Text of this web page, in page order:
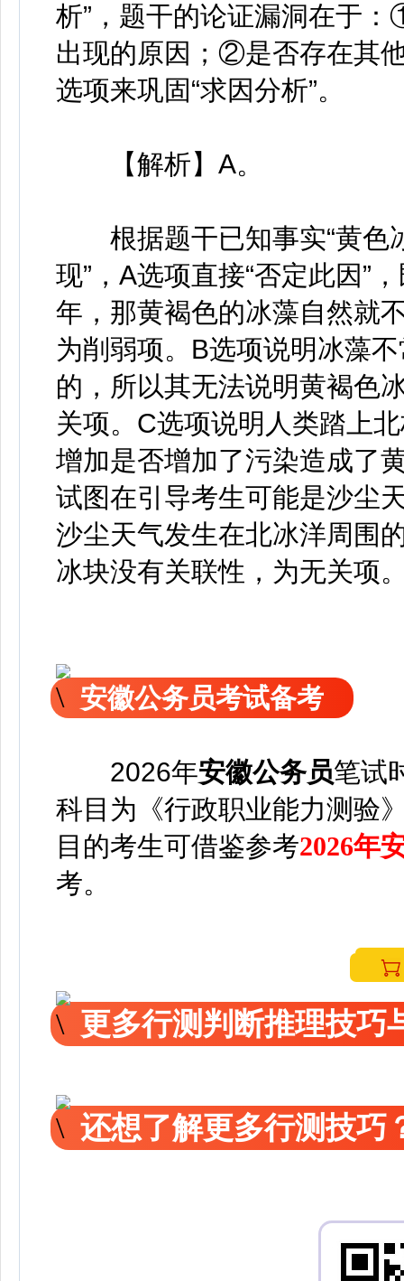
析”，题干的论证漏洞在于
出现的原因；②是否存在其
选项来巩固“求因分析”。
【解析】A。
根据题干已知事实“黄色
现”，A选项直接“否定此因”
年，那黄褐色的冰藻自然就
为削弱项。B选项说明冰藻
的，所以其无法说明黄褐色
关项。C选项说明人类踏上
增加是否增加了污染造成了
试图在引导考生可能是沙尘
沙尘天气发生在北冰洋周围
冰块没有关联性，为无关项
安徽公务员考试备考
2026年安徽公务员笔试
科目为《行政职业能力测验
目的考生可借鉴参考2026年
考。
更多行测判断推理技巧
还想了解更多行测技巧